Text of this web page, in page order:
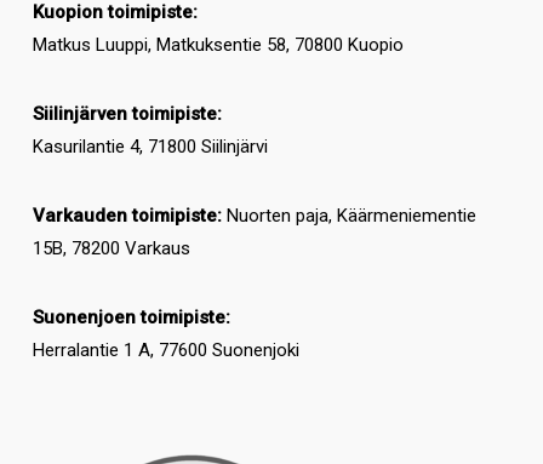
Kuopion toimipiste:
Matkus Luuppi, Matkuksentie 58, 70800 Kuopio
Siilinjärven toimipiste:
Kasurilantie 4, 71800 Siilinjärvi
Varkauden toimipiste:Nuorten paja, Käärmeniementie
15B, 78200 Varkaus
Suonenjoen toimipiste:
Herralantie 1 A, 77600 Suonenjoki